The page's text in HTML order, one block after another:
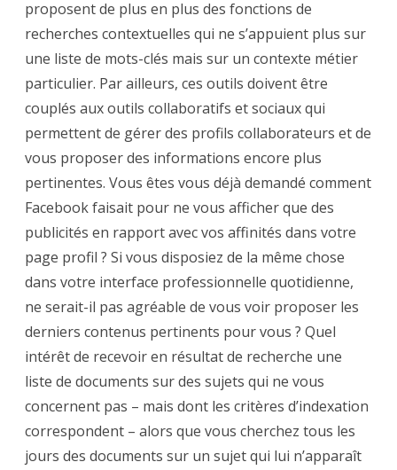
proposent de plus en plus des fonctions de
recherches contextuelles qui ne s’appuient plus sur
une liste de mots-clés mais sur un contexte métier
particulier. Par ailleurs, ces outils doivent être
couplés aux outils collaboratifs et sociaux qui
permettent de gérer des profils collaborateurs et de
vous proposer des informations encore plus
pertinentes. Vous êtes vous déjà demandé comment
Facebook faisait pour ne vous afficher que des
publicités en rapport avec vos affinités dans votre
page profil ? Si vous disposiez de la même chose
dans votre interface professionnelle quotidienne,
ne serait-il pas agréable de vous voir proposer les
derniers contenus pertinents pour vous ? Quel
intérêt de recevoir en résultat de recherche une
liste de documents sur des sujets qui ne vous
concernent pas – mais dont les critères d’indexation
correspondent – alors que vous cherchez tous les
jours des documents sur un sujet qui lui n’apparaît